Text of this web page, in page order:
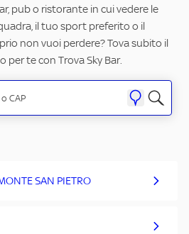
pub o ristorante in cui vedere le
il tuo sport preferito o il
non vuoi perdere? Tova subito il
per te con Trova Sky Bar.
SAN PIETRO